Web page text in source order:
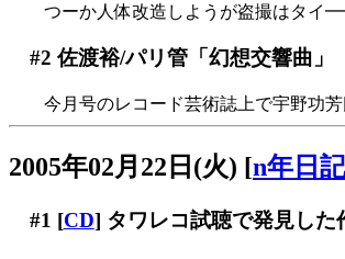
つーか人体改造しようが盗撮は
#2 佐渡裕/パリ管「幻想交響曲」
今月号のレコード芸術誌上で宇野功芳
2005年02月22日(火) [n年日記
#1 [CD] タワレコ試聴で発見した